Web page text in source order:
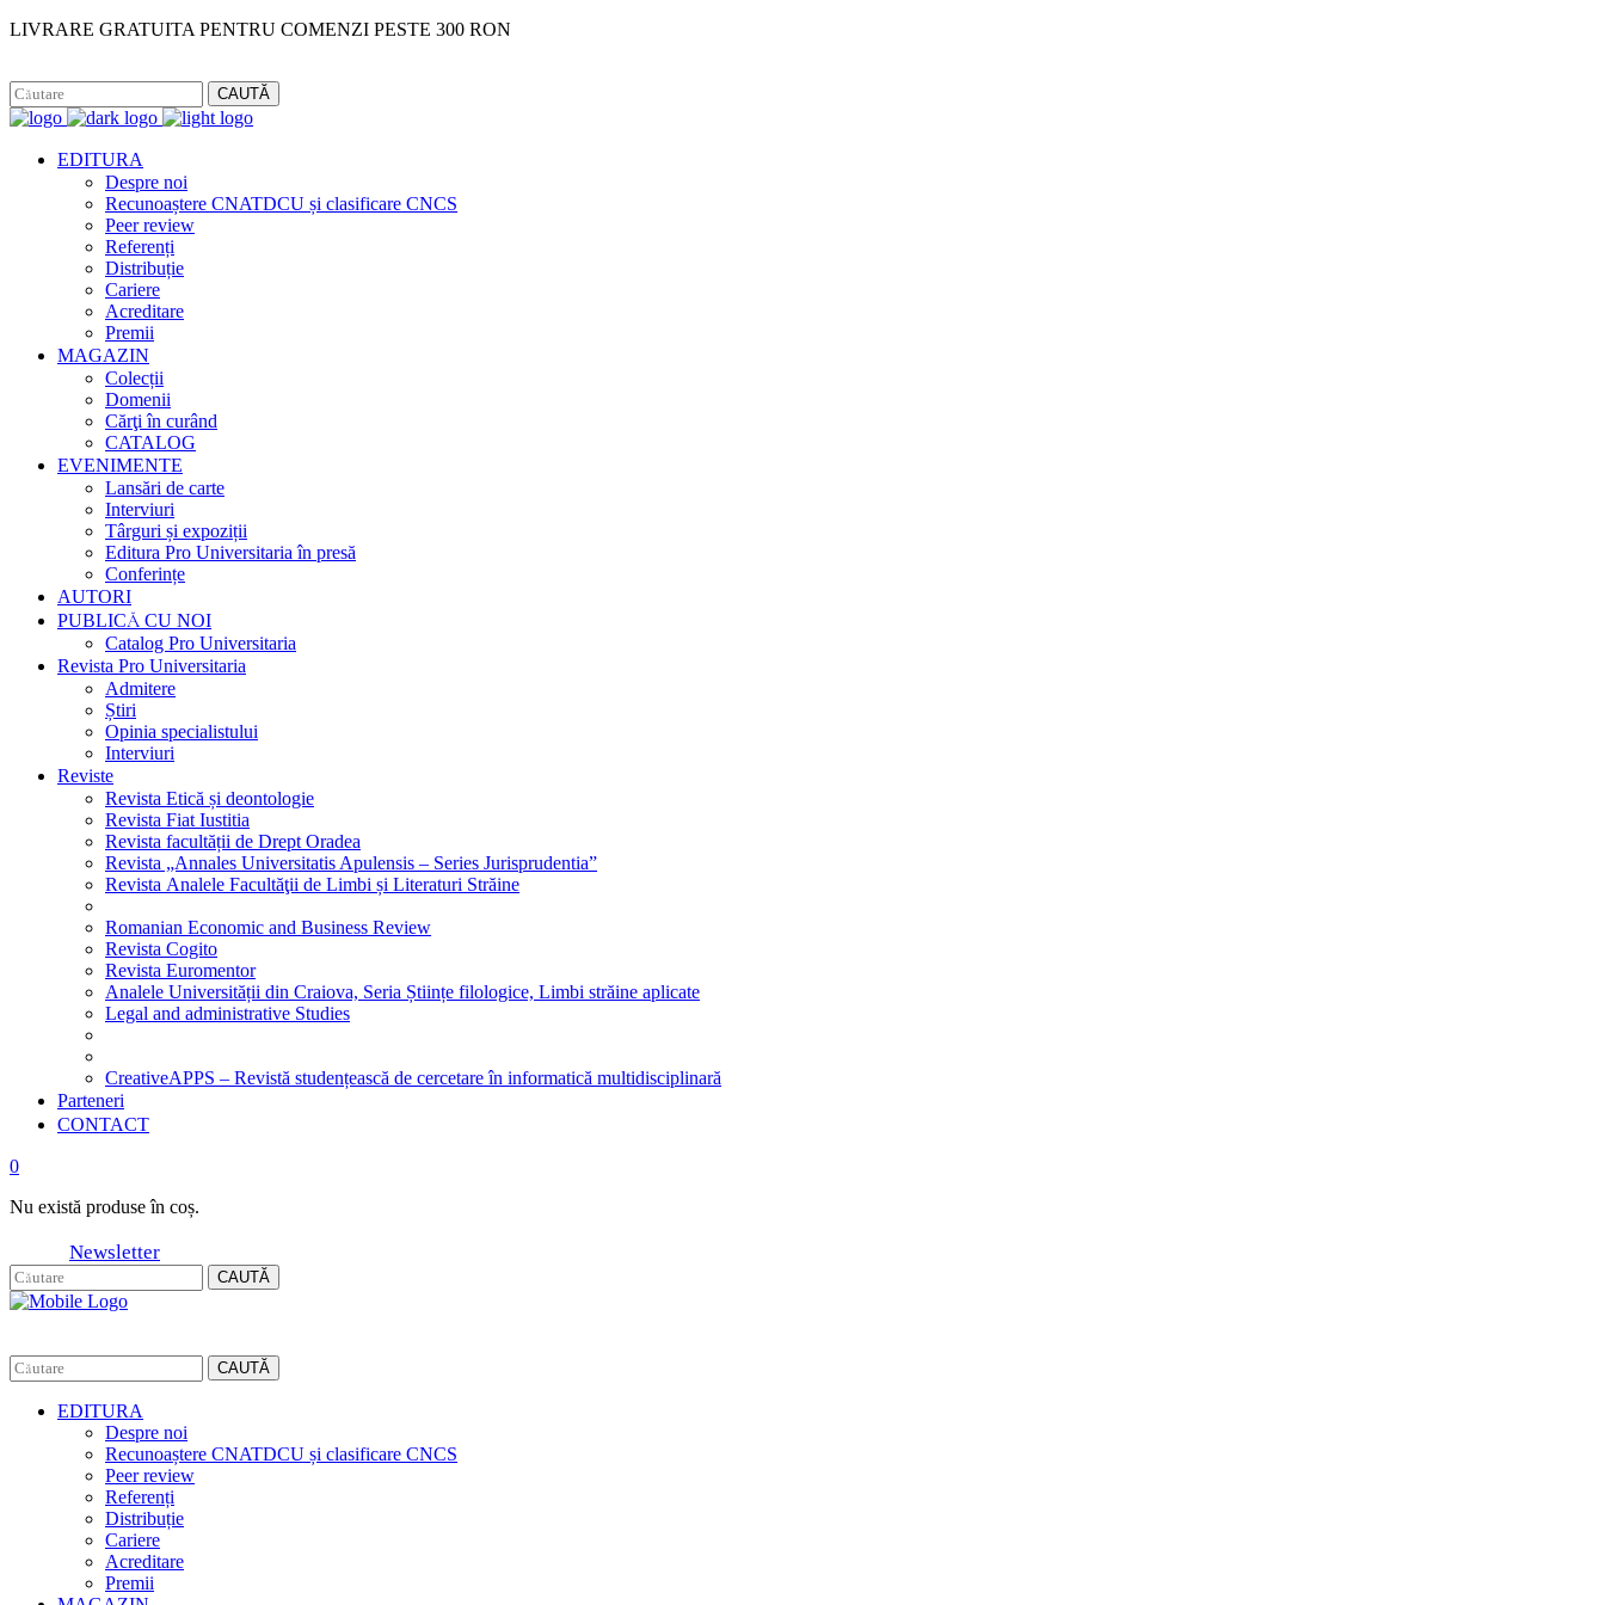
LIVRARE GRATUITA PENTRU COMENZI PESTE 300 RON
CAUTĂ
EDITURA
Despre noi
Recunoaștere CNATDCU și clasificare CNCS
Peer review
Referenți
Distribuție
Cariere
Acreditare
Premii
MAGAZIN
Colecții
Domenii
Cărţi în curând
CATALOG
EVENIMENTE
Lansări de carte
Interviuri
Târguri și expoziții
Editura Pro Universitaria în presă
Conferințe
AUTORI
PUBLICĂ CU NOI
Catalog Pro Universitaria
Revista Pro Universitaria
Admitere
Știri
Opinia specialistului
Interviuri
Reviste
Revista Etică și deontologie
Revista Fiat Iustitia
Revista facultății de Drept Oradea
Revista „Annales Universitatis Apulensis – Series Jurisprudentia”
Revista Analele Facultăţii de Limbi și Literaturi Străine
Romanian Economic and Business Review
Revista Cogito
Revista Euromentor
Analele Universității din Craiova, Seria Științe filologice, Limbi străine aplicate
Legal and administrative Studies
CreativeAPPS – Revistă studențească de cercetare în informatică multidisciplinară
Parteneri
CONTACT
0
Nu există produse în coș.
Newsletter
CAUTĂ
CAUTĂ
EDITURA
Despre noi
Recunoaștere CNATDCU și clasificare CNCS
Peer review
Referenți
Distribuție
Cariere
Acreditare
Premii